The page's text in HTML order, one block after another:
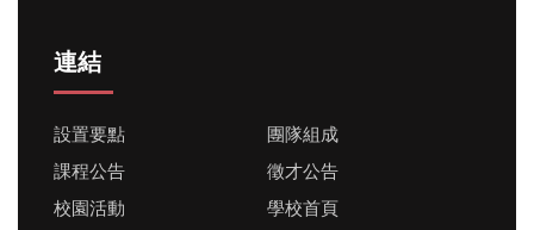
連結
設置要點
團隊組成
課程公告
徵才公告
校園活動
學校首頁